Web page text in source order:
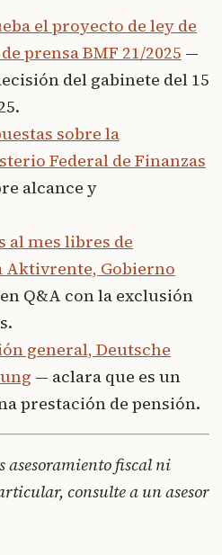
el proyecto de ley de
prensa BMF 21/2025 —
del gabinete del 15
sobre la
Federal de Finanzas
alcance y
al mes libres de
Aktivrente, Gobierno
Q&A con la exclusión
general, Deutsche
— aclara que es un
prestación de pensión.
asesoramiento fiscal ni
consulte a un asesor